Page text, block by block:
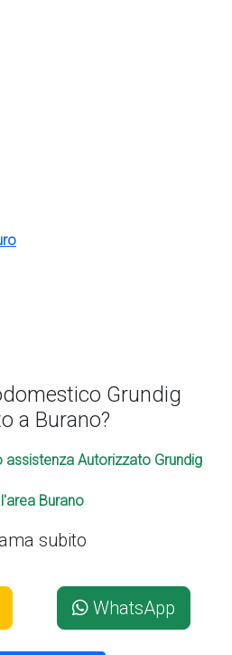
Grundig
a Burano?
assistenza Autorizzato Grundig
Burano
subito
WhatsApp